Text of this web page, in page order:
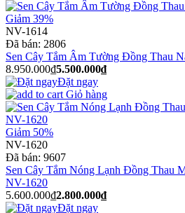
Giảm 39%
NV-1614
Đã bán: 2806
Sen Cây Tắm Âm Tường Đồng Thau
8.950.000₫5.500.000₫
Đặt ngay
Giỏ hàng
Giảm 50%
NV-1620
Đã bán: 9607
Sen Cây Tắm Nóng Lạnh Đồng Thau
NV-1620
5.600.000₫2.800.000₫
Đặt ngay